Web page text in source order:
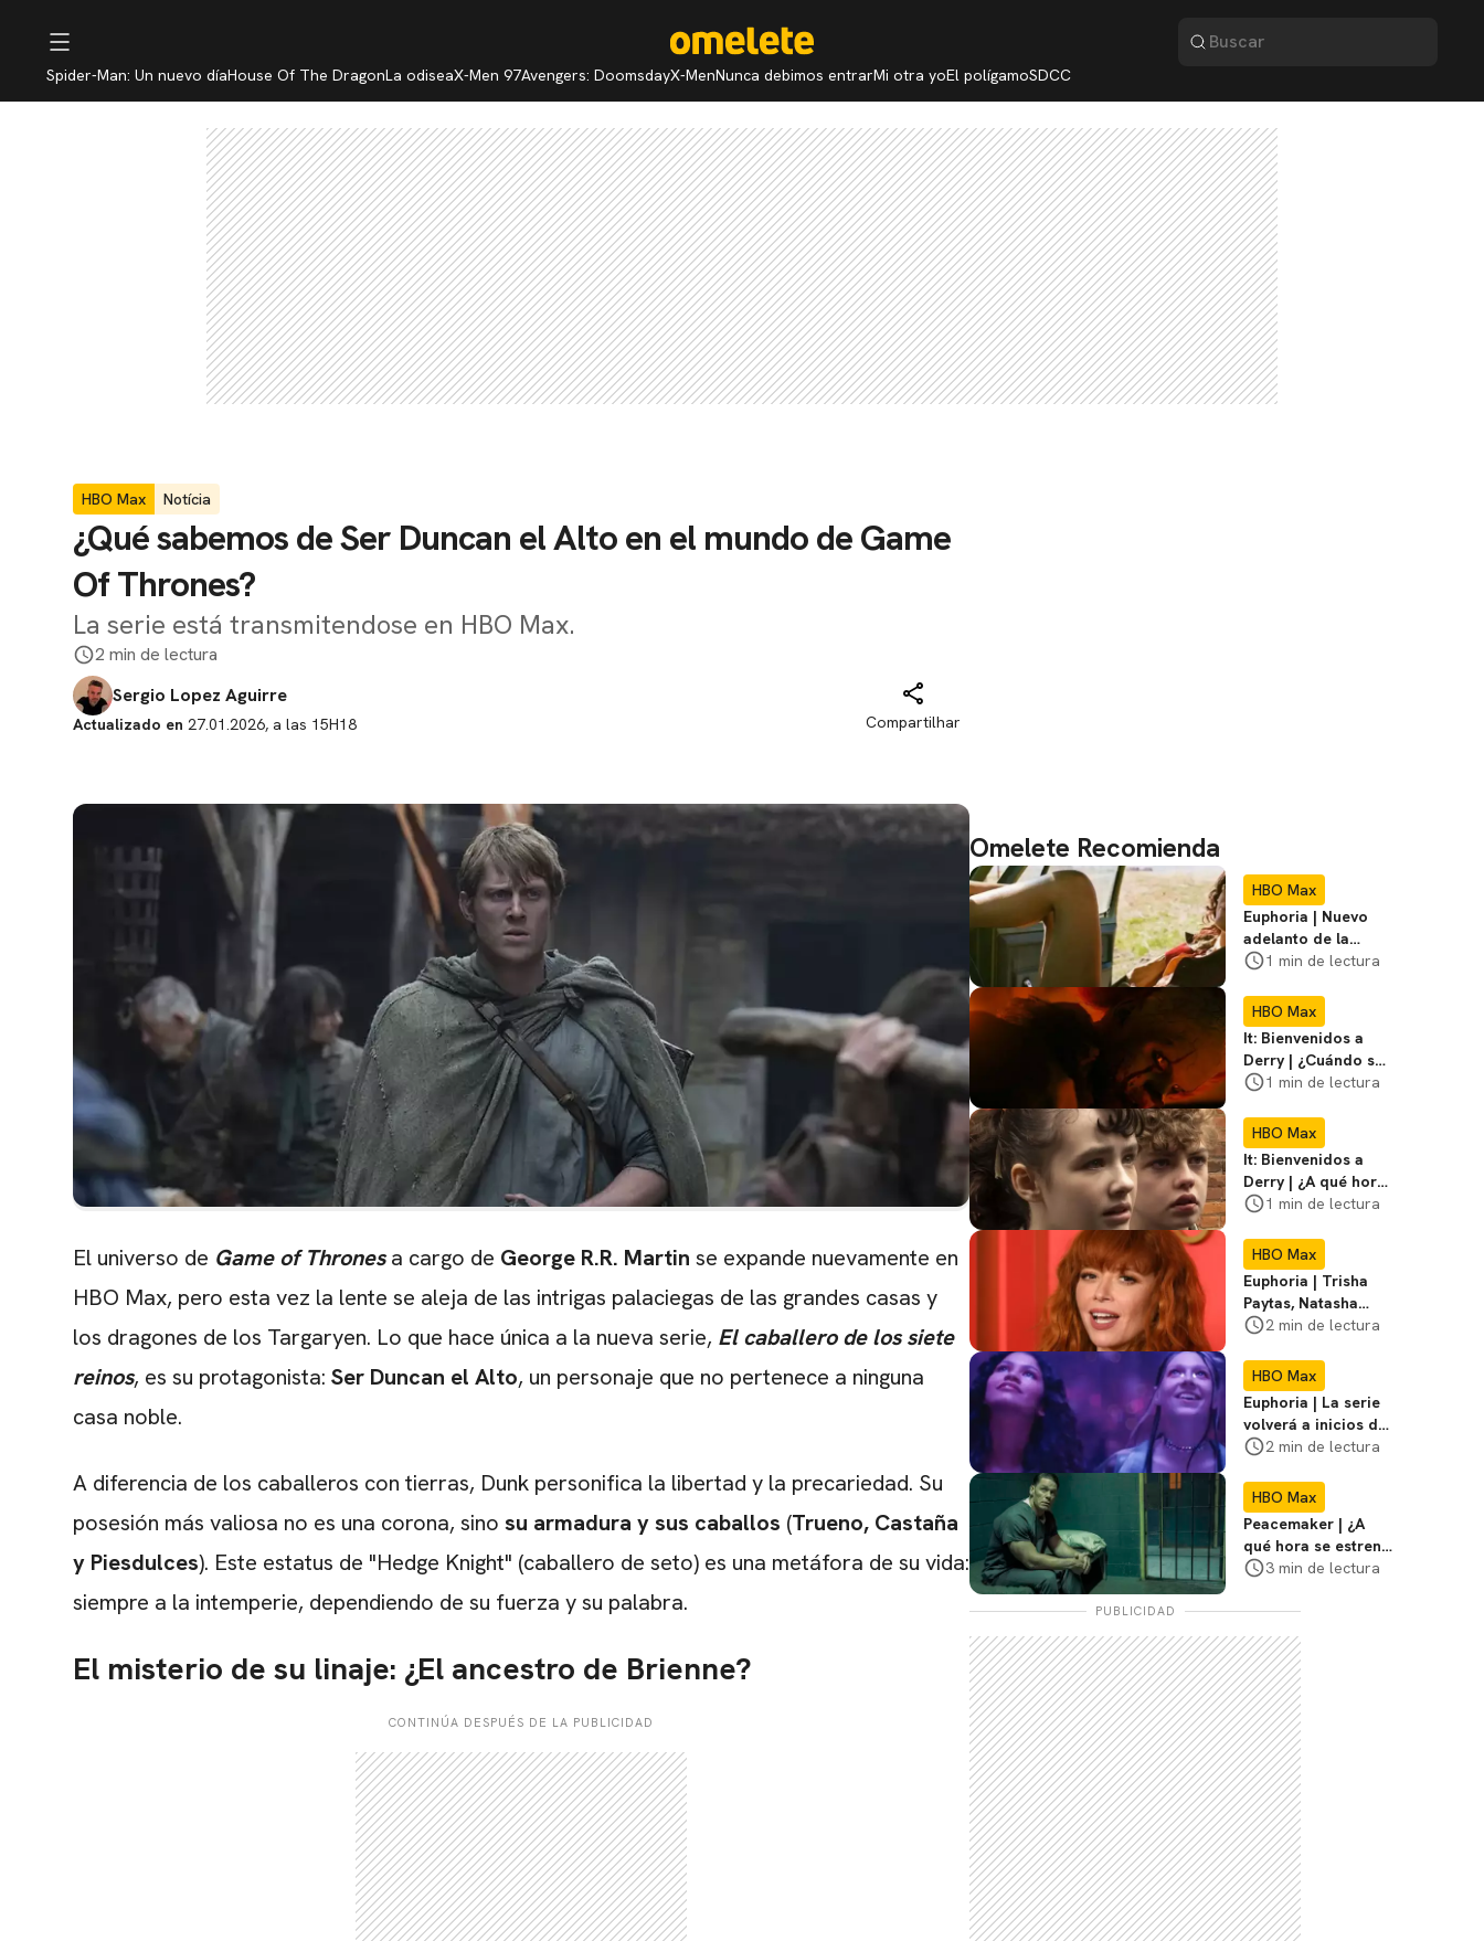
Spider-Man: Un nuevo díaHouse Of The DragonLa odiseaX-Men 97Avengers: DoomsdayX-MenNunca debimos entrarMi otra yoEl polígamoSDCC
HBO Max Notícia
¿Qué sabemos de Ser Duncan el Alto en el mundo de Game
Of Thrones?
La serie está transmitendose en HBO Max.
2 min de lectura
Sergio Lopez Aguirre
Actualizado en 27.01.2026, a las 15H18 Compartilhar
El universo de Game of Thronesa cargo de George R.R. Martin se expande nuevamente en
HBO Max, pero esta vez la lente se aleja de las intrigas palaciegas de las grandes casas y
los dragones de los Targaryen. Lo que hace única a la nueva serie, El caballero de los siete
reinos, es su protagonista: Ser Duncan el Alto, un personaje que no pertenece a ninguna
casa noble.
A diferencia de los caballeros con tierras, Dunk personifica la libertad y la precariedad. Su
posesión más valiosa no es una corona, sino su armadura y sus caballos (Trueno, Castaña
y Piesdulces). Este estatus de "Hedge Knight" (caballero de seto) es una metáfora de su vida:
siempre a la intemperie, dependiendo de su fuerza y su palabra.
El misterio de su linaje: ¿El ancestro de Brienne?
CONTINÚA DESPUÉS DE LA PUBLICIDAD
Omelete Recomienda
HBO Max
Euphoria | Nuevo
adelanto de la
temporada 3 con
problemas
1 min de lectura
HBO Max
It: Bienvenidos a
Derry | ¿Cuándo se
estrena el episodio
1 min de lectura
HBO Max
It: Bienvenidos a
Derry | ¿A qué hora
sale el episodio 2?
1 min de lectura
HBO Max
Euphoria | Trisha
Paytas, Natasha
Lyonne y Eli Roth se
2 min de lectura
HBO Max
Euphoria | La serie
volverá a inicios del
2026, lo confirmó
2 min de lectura
HBO Max
Peacemaker | ¿A
qué hora se estrena
el episodio 8 (final)
3 min de lectura
PUBLICIDAD
CARREGANDO PUBLICIDADE